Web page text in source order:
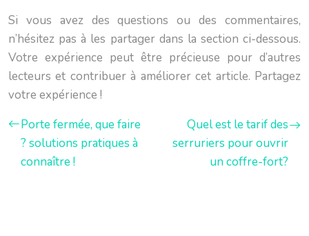
Si vous avez des questions ou des commentaires,
n’hésitez pas à les partager dans la section ci-dessous.
Votre expérience peut être précieuse pour d’autres
lecteurs et contribuer à améliorer cet article. Partagez
votre expérience !
Porte fermée, que faire
? solutions pratiques à
connaître !
Quel est le tarif des
serruriers pour ouvrir
un coffre-fort?